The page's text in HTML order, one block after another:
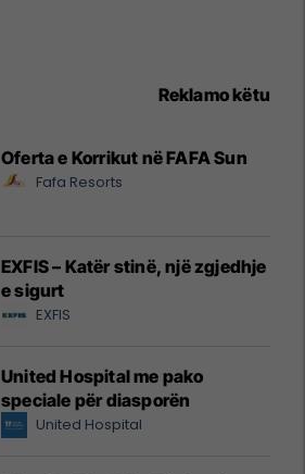
Reklamo këtu
Oferta e Korrikut në FAFA Sun
Fafa Resorts
EXFIS – Katër stinë, një zgjedhje
e sigurt
EXFIS
United Hospital me pako
speciale për diasporën
United Hospital